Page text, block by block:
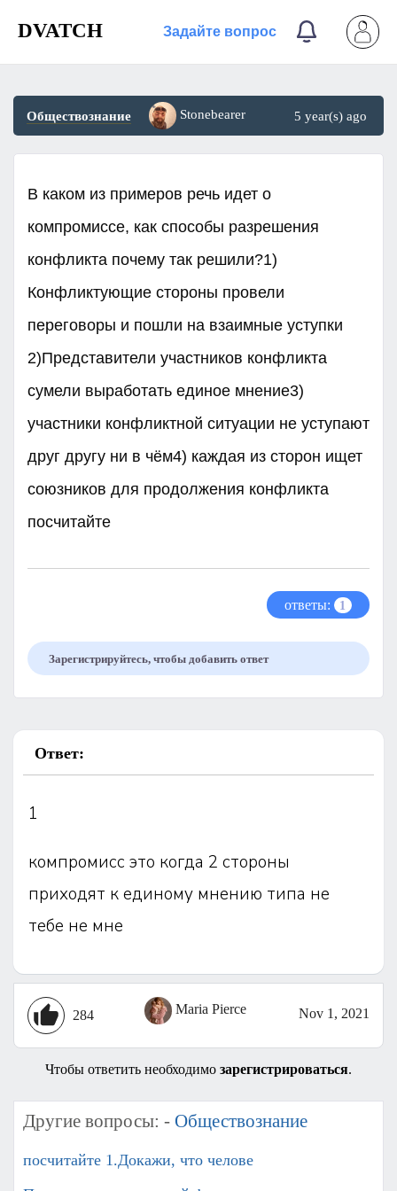
DVATCH Задайте вопрос
Обществознание Stonebearer 5 year(s) ago
В каком из примеров речь идет о
компромиссе, как способы разрешения
конфликта почему так решили?1)
Конфликтующие стороны провели
переговоры и пошли на взаимные уступки
2)Представители участников конфликта
сумели выработать единое мнение3)
участники конфликтной ситуации не уступают
друг другу ни в чём4) каждая из сторон ищет
союзников для продолжения конфликта
посчитайте
ответы: 1
Зарегистрируйтесь, чтобы добавить ответ
Ответ:
1
компромисс это когда 2 стороны
приходят к единому мнению типа не
тебе не мне
284 Maria Pierce Nov 1, 2021
Чтобы ответить необходимо зарегистрироваться.
Другие вопросы: - Обществознание
посчитайте 1.Докажи, что челове